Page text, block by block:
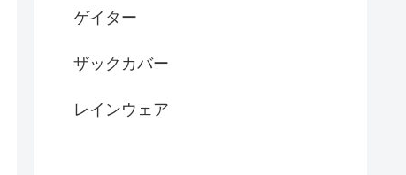
ゲイター
ザックカバー
レインウェア